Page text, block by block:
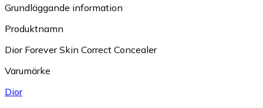
Grundläggande information
Produktnamn
Dior Forever Skin Correct Concealer
Varumärke
Dior